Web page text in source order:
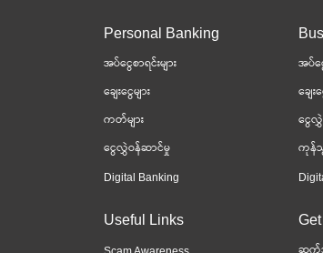
Personal Banking
အပ်ငွေစာရင်းများ
ချေးငွေများ
ကတ်များ
ငွေလွှဲဝန်ဆာင်မှု
Digital Banking
အပ်ငွ
ချေး
ငွေ
ကုန်
Useful Links